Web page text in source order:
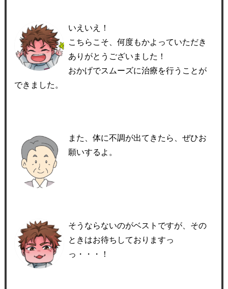
いえいえ！
こちらこそ、何度もかよっていただき
ありがとうございました！
おかげでスムーズに治療を行うことが
できました。
また、体に不調が出てきたら、ぜひお
願いするよ。
そうならないのがベストですが、その
ときはお待ちしておりますっ
っ・・・！